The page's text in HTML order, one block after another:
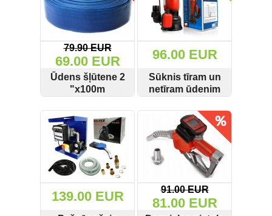
79.90 EUR
69.00 EUR
Ūdens šļūtene 2
"x100m
KD779 / M85310
SKATĪT PIRKT
96.00 EUR
Sūknis tīram un
netīram ūdenim
Marpol
SKATĪT PIRKT
139.00 EUR 91.00 EUR
81.00 EUR
Mērinstrumenti (158)
Moto piederumi (43)
Muciņas un muciņatslēgu
komplekti (81)
Pneimatiskie instrumenti (409)
Rezerves daļas (137)
Specinstrumenti auto servisiem
Servisu aprīkojums (96)